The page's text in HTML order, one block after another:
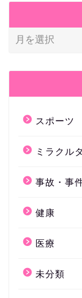
スポーツ
ミラクル
事故・事
健康
医療
未分類